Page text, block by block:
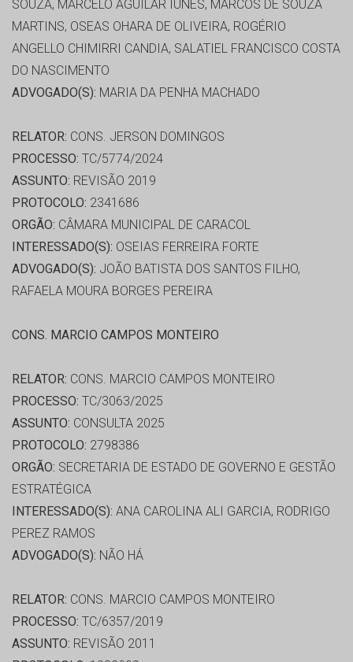
SOUZA, MARCELO AGUILAR IUNES, MARCOS DE SOUZA
MARTINS, OSEAS OHARA DE OLIVEIRA, ROGÉRIO
ANGELLO CHIMIRRI CANDIA, SALATIEL FRANCISCO COSTA
DO NASCIMENTO
ADVOGADO(S): MARIA DA PENHA MACHADO
RELATOR: CONS. JERSON DOMINGOS
PROCESSO: TC/5774/2024
ASSUNTO: REVISÃO 2019
PROTOCOLO: 2341686
ORGÃO: CÂMARA MUNICIPAL DE CARACOL
INTERESSADO(S): OSEIAS FERREIRA FORTE
ADVOGADO(S): JOÃO BATISTA DOS SANTOS FILHO,
RAFAELA MOURA BORGES PEREIRA
CONS. MARCIO CAMPOS MONTEIRO
RELATOR: CONS. MARCIO CAMPOS MONTEIRO
PROCESSO: TC/3063/2025
ASSUNTO: CONSULTA 2025
PROTOCOLO: 2798386
ORGÃO: SECRETARIA DE ESTADO DE GOVERNO E GESTÃO
ESTRATÉGICA
INTERESSADO(S): ANA CAROLINA ALI GARCIA, RODRIGO
PEREZ RAMOS
ADVOGADO(S): NÃO HÁ
RELATOR: CONS. MARCIO CAMPOS MONTEIRO
PROCESSO: TC/6357/2019
ASSUNTO: REVISÃO 2011